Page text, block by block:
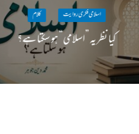
اسلامی فکری روایت کلام
کیا نظریہ ”اسلامی“ ہو سکتا ہے؟